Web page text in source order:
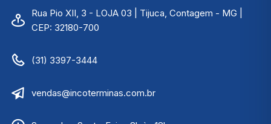
Rua Pio XII, 3 - LOJA 03 | Tijuca, Contagem - MG |
CEP: 32180-700
(31) 3397-3444
vendas@incoterminas.com.br